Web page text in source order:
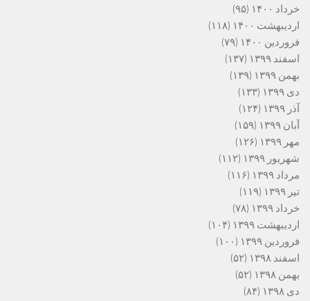
خرداد ۱۴۰۰
(۹۵)
اردیبهشت ۱۴۰۰
(۱۱۸)
فروردین ۱۴۰۰
(۷۹)
اسفند ۱۳۹۹
(۱۳۷)
بهمن ۱۳۹۹
(۱۳۹)
دی ۱۳۹۹
(۱۳۳)
آذر ۱۳۹۹
(۱۲۴)
آبان ۱۳۹۹
(۱۵۹)
مهر ۱۳۹۹
(۱۲۶)
شهریور ۱۳۹۹
(۱۱۲)
مرداد ۱۳۹۹
(۱۱۶)
تیر ۱۳۹۹
(۱۱۹)
خرداد ۱۳۹۹
(۷۸)
اردیبهشت ۱۳۹۹
(۱۰۴)
فروردین ۱۳۹۹
(۱۰۰)
اسفند ۱۳۹۸
(۵۲)
بهمن ۱۳۹۸
(۵۲)
دی ۱۳۹۸
(۸۴)